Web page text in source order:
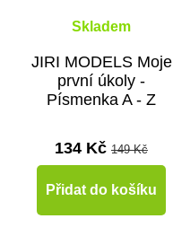
Skladem
JIRI MODELS Moje
první úkoly -
Písmenka A - Z
134 Kč 149 Kč
Přidat do košíku